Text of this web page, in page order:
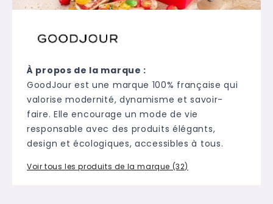
À propos de la marque :
GoodJour est une marque 100% française qui
valorise modernité, dynamisme et savoir-
faire. Elle encourage un mode de vie
responsable avec des produits élégants,
design et écologiques, accessibles à tous.
Voir tous les produits de la marque (32)